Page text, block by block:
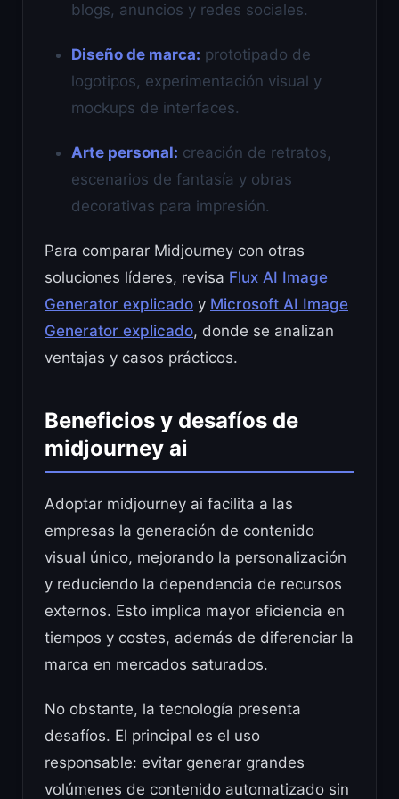
blogs, anuncios y redes sociales.
Diseño de marca: prototipado de
logotipos, experimentación visual y
mockups de interfaces.
Arte personal: creación de retratos,
escenarios de fantasía y obras
decorativas para impresión.
Para comparar Midjourney con otras
soluciones líderes, revisa Flux AI Image
Generator explicado y Microsoft AI Image
Generator explicado, donde se analizan
ventajas y casos prácticos.
Beneficios y desafíos de
midjourney ai
Adoptar midjourney ai facilita a las
empresas la generación de contenido
visual único, mejorando la personalización
y reduciendo la dependencia de recursos
externos. Esto implica mayor eficiencia en
tiempos y costes, además de diferenciar la
marca en mercados saturados.
No obstante, la tecnología presenta
desafíos. El principal es el uso
responsable: evitar generar grandes
volúmenes de contenido automatizado sin